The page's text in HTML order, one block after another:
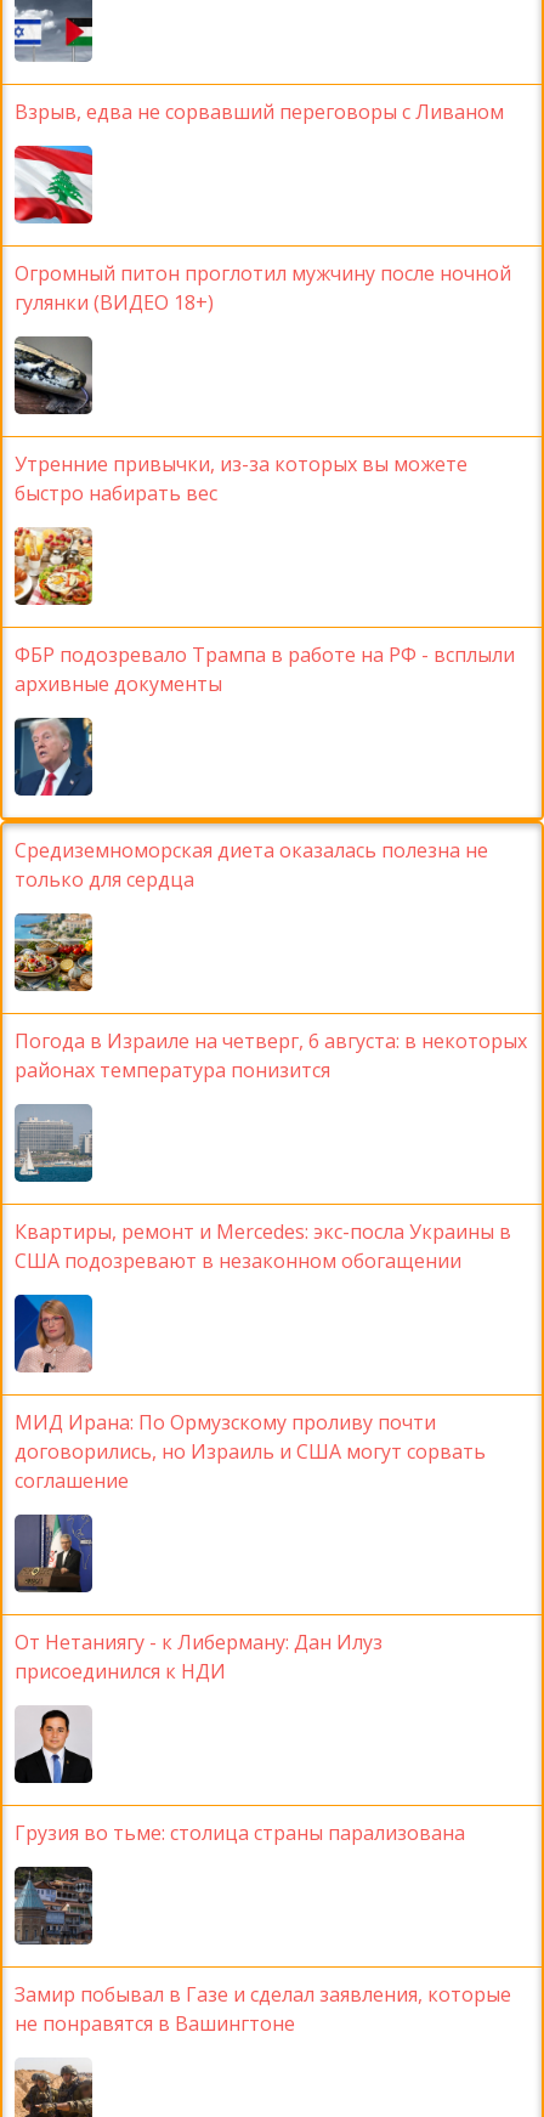
Взрыв, едва не сорвавший переговоры с Ливаном
Огромный питон проглотил мужчину после ночной
гулянки (ВИДЕО 18+)
Утренние привычки, из-за которых вы можете
быстро набирать вес
ФБР подозревало Трампа в работе на РФ - всплыли
архивные документы
Средиземноморская диета оказалась полезна не
только для сердца
Погода в Израиле на четверг, 6 августа: в некоторых
районах температура понизится
Квартиры, ремонт и Mercedes: экс-посла Украины в
США подозревают в незаконном обогащении
МИД Ирана: По Ормузскому проливу почти
договорились, но Израиль и США могут сорвать
соглашение
От Нетаниягу - к Либерману: Дан Илуз
присоединился к НДИ
Грузия во тьме: столица страны парализована
Замир побывал в Газе и сделал заявления, которые
не понравятся в Вашингтоне